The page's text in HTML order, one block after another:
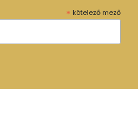
* kötelező mező